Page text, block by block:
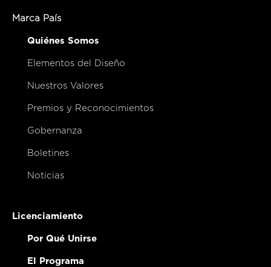
Marca País
Quiénes Somos
Elementos del Diseño
Nuestros Valores
Premios y Reconocimientos
Gobernanza
Boletines
Noticias
Licenciamiento
Por Qué Unirse
El Programa